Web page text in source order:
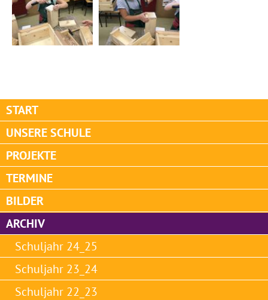
START
UNSERE SCHULE
PROJEKTE
TERMINE
BILDER
ARCHIV
Schuljahr 24_25
Schuljahr 23_24
Schuljahr 22_23